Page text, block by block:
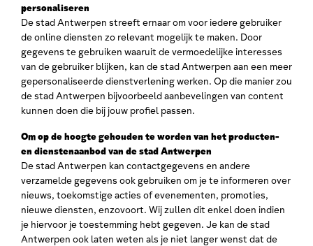
personaliseren
De stad Antwerpen streeft ernaar om voor iedere gebruiker
de online diensten zo relevant mogelijk te maken. Door
gegevens te gebruiken waaruit de vermoedelijke interesses
van de gebruiker blijken, kan de stad Antwerpen aan een meer
gepersonaliseerde dienstverlening werken. Op die manier zou
de stad Antwerpen bijvoorbeeld aanbevelingen van content
kunnen doen die bij jouw profiel passen.
Om op de hoogte gehouden te worden van het producten-
en dienstenaanbod van de stad Antwerpen
De stad Antwerpen kan contactgegevens en andere
verzamelde gegevens ook gebruiken om je te informeren over
nieuws, toekomstige acties of evenementen, promoties,
nieuwe diensten, enzovoort. Wij zullen dit enkel doen indien
je hiervoor je toestemming hebt gegeven. Je kan de stad
Antwerpen ook laten weten als je niet langer wenst dat de